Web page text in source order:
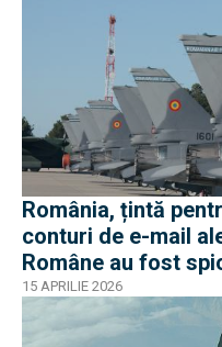
România, țintă
conturi de e-mail
Române au fost
15 APRILIE 2026